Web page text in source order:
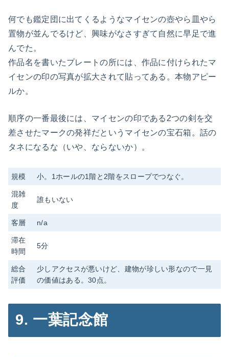
何でも鑑定団に出てくるようなマイセンの壺やら皿やら
置物が並んでるけど、興味がなさすぎて自然に早足で進
んでた。
作品名を書いたプレートの所には、作品に付けられたマ
イセンの印の写真が拡大されて貼ってある。本物アピー
ルか。
順序の一番最後には、マイセンの印である2つの剣を交
差させたマークの発祥だというマイセンの宝石箱。話の
タネになるな（いや、ならないか）。
規模 小。1ホールの1階と2階をスロープでつなぐ。
混雑
度
誰もいない
客層 n/a
滞在
時間
5分
総合
評価
少しアクセスが悪いけど、建物が珍しい形なので一見
の価値はある。30点。
9. 一葉記念館